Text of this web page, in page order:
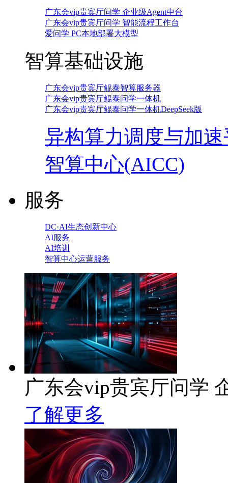
广东会vip贵宾厅问学 企业级Agent中台
广东会vip贵宾厅问学 智能流程工作台
爱问学 PC本地部署大模型
智算基础设施
广东会vip贵宾厅鲲泰智算服务器
广东会vip贵宾厅鲲泰问学一体机
广东会vip贵宾厅鲲泰问学一体机DeepSeek版
异构算力调度与加
智算中心(AICC)
服务
DC·AI生态创新中心
AI服务
AI培训
智算中心运营服务
广东会vip贵宾厅问学
了解更多